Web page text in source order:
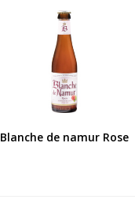
Blanche de namur Rose